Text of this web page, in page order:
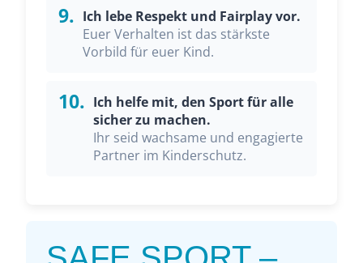
9. Ich lebe Respekt und Fairplay vor.
Euer Verhalten ist das stärkste
Vorbild für euer Kind.
10. Ich helfe mit, den Sport für alle
sicher zu machen.
Ihr seid wachsame und engagierte
Partner im Kinderschutz.